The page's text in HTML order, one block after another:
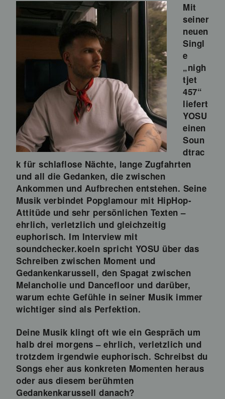
Mit
seiner
neuen
Singl
e
„nigh
tjet
457“
liefert
YOSU
einen
Soun
dtrac
k für schlaflose Nächte, lange Zugfahrten
und all die Gedanken, die zwischen
Ankommen und Aufbrechen entstehen. Seine
Musik verbindet Popglamour mit HipHop-
Attitüde und sehr persönlichen Texten –
ehrlich, verletzlich und gleichzeitig
euphorisch. Im Interview mit
soundchecker.koeln spricht YOSU über das
Schreiben zwischen Moment und
Gedankenkarussell, den Spagat zwischen
Melancholie und Dancefloor und darüber,
warum echte Gefühle in seiner Musik immer
wichtiger sind als Perfektion.
Deine Musik klingt oft wie ein Gespräch um
halb drei morgens – ehrlich, verletzlich und
trotzdem irgendwie euphorisch. Schreibst du
Songs eher aus konkreten Momenten heraus
oder aus diesem berühmten
Gedankenkarussell danach?